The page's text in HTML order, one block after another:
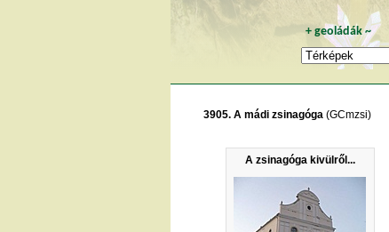
+geoládák~
3905. A mádi zsinagóga (GCmzsi)
A zsinagóga kivülről...